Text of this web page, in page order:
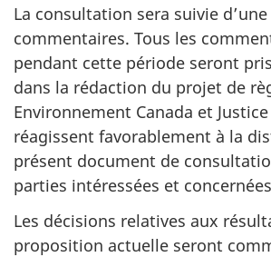
La consultation sera suivie
commentaires. Tous les
pendant cette période seront
dans la rédaction du projet de
Environnement Canada et Justice
réagissent favorablement à la
présent document de
parties intéressées et
Les décisions relatives aux
proposition actuelle seront